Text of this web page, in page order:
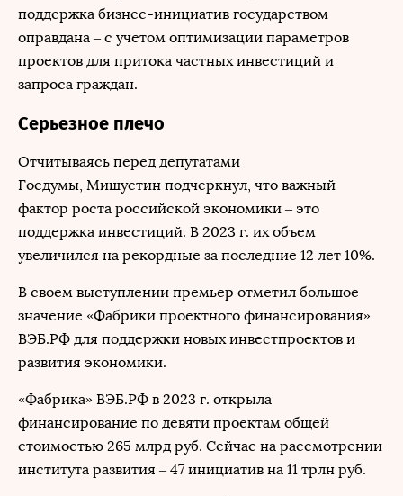
поддержка бизнес-инициатив государством
оправдана ‒ с учетом оптимизации параметров
проектов для притока частных инвестиций и
запроса граждан.
Серьезное плечо
Отчитываясь перед депутатами
Госдумы, Мишустин подчеркнул, что важный
фактор роста российской экономики ‒ это
поддержка инвестиций. В 2023 г. их объем
увеличился на рекордные за последние 12 лет 10%.
В своем выступлении премьер отметил большое
значение «Фабрики проектного финансирования»
ВЭБ.РФ для поддержки новых инвестпроектов и
развития экономики.
«Фабрика» ВЭБ.РФ в 2023 г. открыла
финансирование по девяти проектам общей
стоимостью 265 млрд руб. Сейчас на рассмотрении
института развития ‒ 47 инициатив на 11 трлн руб.